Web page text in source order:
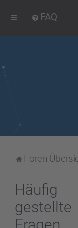
FAQ
Foren-
Häufig
gestellte